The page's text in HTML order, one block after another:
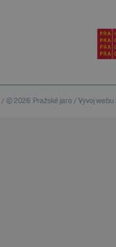
/ © 2026 Pražské jaro / Vývoj webu